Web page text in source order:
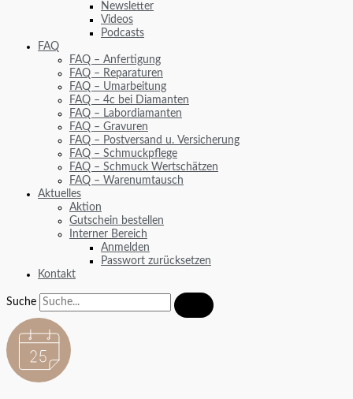
Newsletter
Videos
Podcasts
FAQ
FAQ – Anfertigung
FAQ – Reparaturen
FAQ – Umarbeitung
FAQ – 4c bei Diamanten
FAQ – Labordiamanten
FAQ – Gravuren
FAQ – Postversand u. Versicherung
FAQ – Schmuckpflege
FAQ – Schmuck Wertschätzen
FAQ – Warenumtausch
Aktuelles
Aktion
Gutschein bestellen
Interner Bereich
Anmelden
Passwort zurücksetzen
Kontakt
Suche